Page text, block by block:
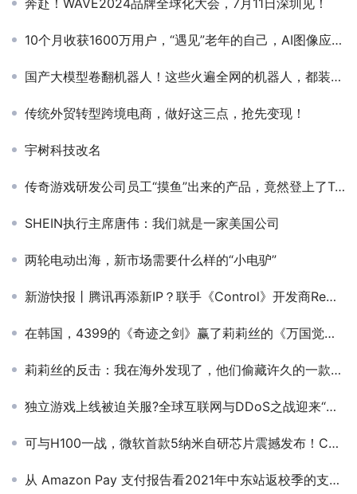
奔赴！WAVE2024品牌全球化大会，7月11日深圳见！
10个月收获1600万用户，“遇见”老年的自己，AI图像应用开始“玩穿越”
国产大模型卷翻机器人！这些火遍全网的机器人，都装上了星火「大脑」
传统外贸转型跨境电商，做好这三点，抢先变现！
宇树科技改名
传奇游戏研发公司员工“摸鱼”出来的产品，竟然登上了TapTap热门榜第一
SHEIN执行主席唐伟：我们就是一家美国公司
两轮电动出海，新市场需要什么样的“小电驴”
新游快报丨​腾讯再添新IP？联手《Control》开发商Remedy打造3A射击游戏
在韩国，4399的《奇迹之剑》赢了莉莉丝的《万国觉醒》！
莉莉丝的反击：我在海外发现了，他们偷藏许久的一款新品
独立游戏上线被迫关服?全球互联网与DDoS之战迎来“特效药”
可与H100一战，微软首款5纳米自研芯片震撼发布！Copilot引爆办公全家桶，Bing Chat改名
从 Amazon Pay 支付报告看2021年中东站返校季的支出趋势